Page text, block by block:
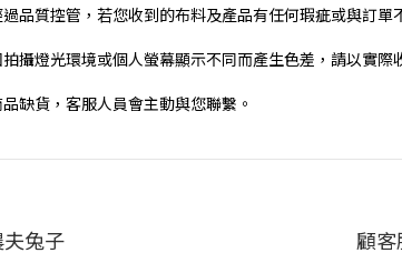
品質控管，若您收到的布料及產品有任何瑕疵或與訂
攝燈光環境或個人螢幕顯示不同而產生色差，請以實
缺貨，客服人員會主動與您聯繫。
兔子 顧